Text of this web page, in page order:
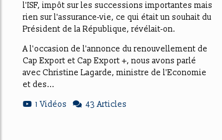
l'ISF, impôt sur les successions importantes mais
rien sur l'assurance-vie, ce qui était un souhait du
Président de la République, révélait-on.
A l'occasion de l'annonce du renouvellement de
Cap Export et Cap Export +, nous avons parlé
avec Christine Lagarde, ministre de l'Economie
et des...
1 Vidéos
43 Articles